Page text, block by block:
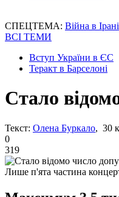
СПЕЦТЕМА: Війна в Ірані
ВСІ ТЕМИ
Вступ України в ЄС
Теракт в Барселоні
Стало
Текст: Олена Буркало, 30
0
319
Лише п'ята частина